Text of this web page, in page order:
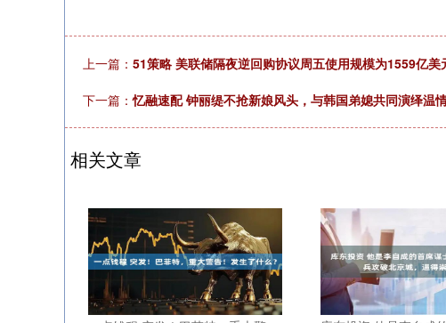
上一篇： 51策略 美联储隔夜逆回购协议周五使用规模为1559亿
下一篇：忆融速配 钟丽缇不抢新娘风头，与韩国弟媳共同演绎温
相关文章